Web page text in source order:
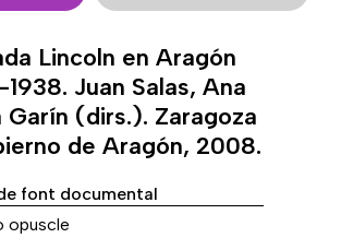
Lincoln en Aragón
1938. Juan Salas, Ana
Garín (dirs.). Zaragoza
de Aragón, 2008.
font documental
opuscle